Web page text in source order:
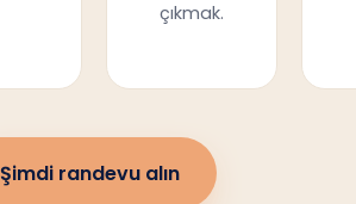
çıkmak.
Şimdi randevu alın